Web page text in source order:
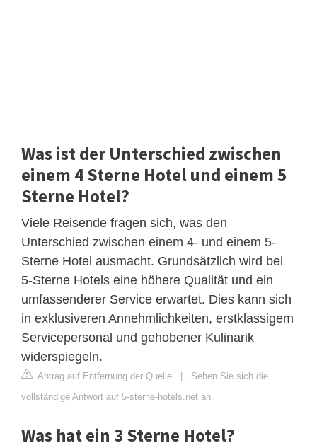
Was ist der Unterschied zwischen
einem 4 Sterne Hotel und einem 5
Sterne Hotel?
Viele Reisende fragen sich, was den
Unterschied zwischen einem 4- und einem 5-
Sterne Hotel ausmacht. Grundsätzlich wird bei
5-Sterne Hotels eine höhere Qualität und ein
umfassenderer Service erwartet. Dies kann sich
in exklusiveren Annehmlichkeiten, erstklassigem
Servicepersonal und gehobener Kulinarik
widerspiegeln.
Antrag auf Entfernung der Quelle | Sehen Sie sich die
vollständige Antwort auf 5-sterne-hotels.net an
Was hat ein 3 Sterne Hotel?